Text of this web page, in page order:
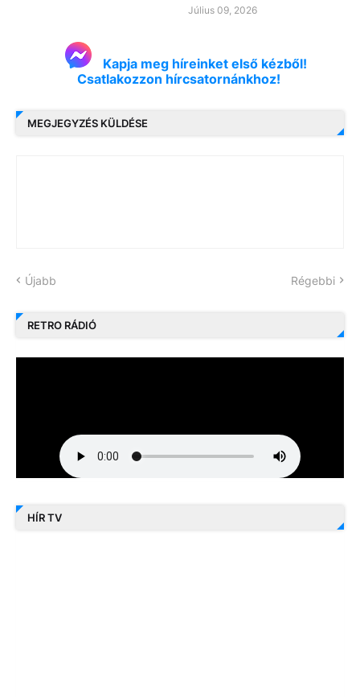
Július 09, 2026
Kapja meg híreinket első kézből!
Csatlakozzon hírcsatornánkhoz!
MEGJEGYZÉS KÜLDÉSE
Újabb Régebbi
RETRO RÁDIÓ
HÍR TV